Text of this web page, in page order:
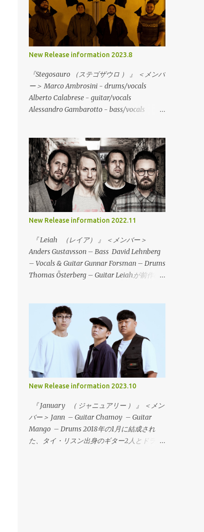
New Release information 2023.8
『Stegosauro （ステゴザウロ ） 』 ＜メンバ
ー＞ Marco Ambrosini - drums/vocals
Alberto Calabrese - guitar/vocals
Alessandro Gambarotto - bass/vocals
結成された、Midwest Emo/Math Rockの流
れを含むエモリヴァイバルバンドが登場。地
元でハードコアやエモなどのバンドで活動し
ているメンバーが友人を通じて知り合って活
動を開始。今作は、デビューEPの6曲入り
で、すでにデジタルでは配信されて注目を集
めている。レコードは、イタリアのValerian
にサポートした、To Lose La Trackとの共同
でリリース！CDやカセットテープもリリー
スされ、地元のローカルレーベル（Dischi
Decenti / Longrail / È Un Brutto Posto Dove
で、エモリヴァイバアルシーンに旋風を巻き
起こす存在になるであろう。彼らは、
MidWest Emoやマスロックなどの影響を公
言していることもあり、CAP‘N JAZZ～
AMERICAN FOOTBALL～ALGERNON
CADWALLADER～SNOWINGと引き継がれて
きたサウンドが、今このバンドによって鳴ら
されている。冒頭の1曲目のタイトル「Jap’n
Cazz」は、彼らへのオマージュ的な代表曲
でもあり、トゥインクルな音にテクニカルな
展開とシンガロングでMidwest Emoの新時
代を切り開く！ Stegosauro - 「EP」
New Release information 2022.11
『 Leiah （レイア） 』 ＜メンバー＞
Anders Gustavsson – Bass David Lehnberg
– Vocals & Guitar Gunnar Forsman – Drums
Thomas Österberg – Guitar Leiahが前作の
（Ikarosという名義で2005年に「Speak
Music」というアルバムをリリースしている
が、Leiahとしては20年ぶりになる。）2018
年から、オフィシャルのInstagram や
Facebookでバンドがスタジオで新曲の制作
を行っていることを告知して話題となった。
その年に16年ぶりの新曲「Surrender」を7月
My Bloody ValentineやThe White Stripesの
マスタリングを務めた、Noel Summmerville
が担当した。「Surrender」は、前作
「Sound And Diversity」からの再スタート
New Release information 2023.10
『 January （ ジャニュアリー ） 』 ＜メン
バー＞ Jann – Guitar Chamoy – Guitar
Mango – Drums 2018年の1月に結成され
た、タイ・リスン出身のギター2人とドラム